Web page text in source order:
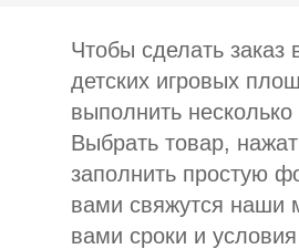
Чтобы сделать заказ
детских игровых
выполнить
Выбрать товар,
заполнить простую
вами свяжутся наши
вами сроки и